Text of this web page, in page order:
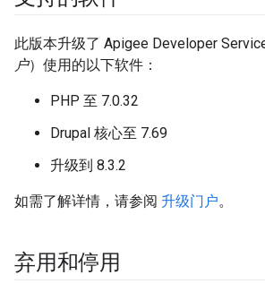
此版本升级了 Apigee Developer
户）使用的以下软件：
PHP 至 7.0.32
Drupal 核心至 7.69
升级到 8.3.2
如需了解详情，请参阅 升级门户。
弃用和停用